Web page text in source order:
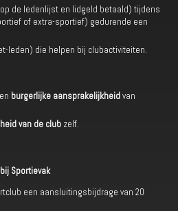
de ledenlijst en lidgeld betaald) tijdens
of extra-sportief) gedurende een
leden) die helpen bij clubactiviteiten.
en burgerlijke aansprakelijkheidvan
van de club zelf.
Sportievak
een aansluitingsbijdrage van 20